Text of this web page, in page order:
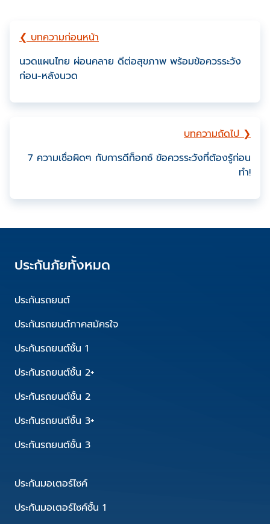
❮ บทความก่อนหน้า
นวดแผนไทย ผ่อนคลาย ดีต่อสุขภาพ พร้อมข้อควรระวัง
ก่อน-หลังนวด
บทความถัดไป ❯
7 ความเชื่อผิดๆ กับการดีท็อกซ์ ข้อควรระวังที่ต้องรู้ก่อน
ทำ!
ประกันภัยทั้งหมด
ประกันรถยนต์
ประกันรถยนต์ภาคสมัครใจ
ประกันรถยนต์ชั้น 1
ประกันรถยนต์ชั้น 2+
ประกันรถยนต์ชั้น 2
ประกันรถยนต์ชั้น 3+
ประกันรถยนต์ชั้น 3
ประกันมอเตอร์ไซค์
ประกันมอเตอร์ไซค์ชั้น 1